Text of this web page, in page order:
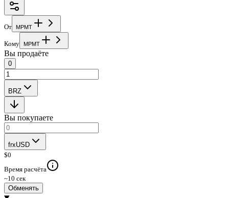
От MPMT
Кому MPMT
Вы продаёте
0
BRZ
Вы покупаете
frxUSD
$0
Время расчёта
~10 сек
Обменять